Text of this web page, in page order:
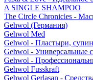
A SINGLE SHAMPOO
The Circle Chronicles -
Gehwol (Германия)
Gehwol Med
Gehwol - Пластыри,
Gehwol - Универсальные
Gehwol -
Gehwol Fusskraft
Gehwol Gerlasan -